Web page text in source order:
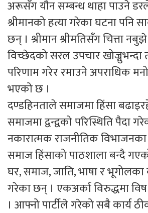
अरूसँग यौन सम्बन्ध थाहा पाउने
श्रीमानको हत्या गरेका घटना पनि
छन् । श्रीमान श्रीमतिसँग चित्ता
विच्छेदको सरल उपचार खोज्नुभन्दा
परिणाम गरेर रमाउने अपराधिक
भएको छ ।
दण्डहिनताले समाजमा हिंसा
समाजमा द्वन्द्वको परिस्थिति पैदा
नकारात्मक राजनीतिक
समाज हिंसाको पाठशाला बन्दै
घर, समाज, जाति, भाषा र भूगोलका
गरेका छन् । एकअर्का विरुद्धमा
। आफ्नो पार्टीले गरेको सबै कार्य